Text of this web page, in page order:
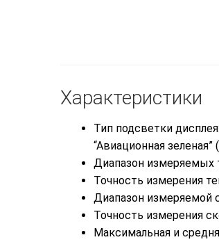
Характеристики
Тип подсветки
“Авиационная зеленая”
Диапазон измеряемых
Точность измерения
Диапазон измеряемой
Точность измерения
Максимальная и